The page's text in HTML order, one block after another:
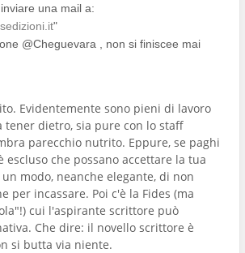
una mail a:
"
@Cheguevara , non si finiscee mai
Evidentemente sono pieni di lavoro
tener dietro, sia pure con lo staff
parecchio nutrito. Eppure, se paghi
escluso che possano accettare la tua
modo, neanche elegante, di non
per incassare. Poi c'è la Fides (ma
cui l'aspirante scrittore può
Che dire: il novello scrittore è
si butta via niente.